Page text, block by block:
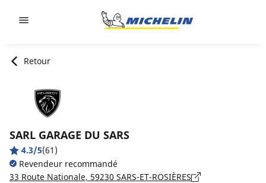
Retour
SARL GARAGE DU SARS
4.3/5(61)
Revendeur recommandé
33 Route Nationale, 59230 SARS-ET-ROSIÈRES